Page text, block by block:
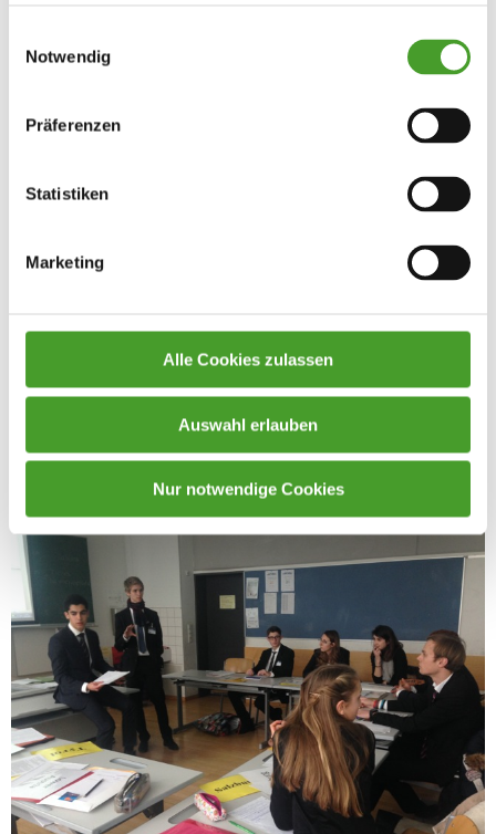
Notwendig
Präferenzen
Statistiken
Marketing
Alle Cookies zulassen
Auswahl erlauben
Nur notwendige Cookies